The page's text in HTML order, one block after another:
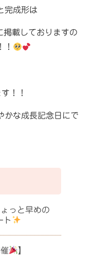
完成形は
掲載しておりますの
！！
かな成長記念日にで
っと早めの
ト
】